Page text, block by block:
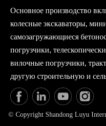
Основное производство
колесные экскаваторы,
самозагружающиеся
погрузчики,
вилочные погрузчики,
другую строительную и
© Copyright Shandong Luyu